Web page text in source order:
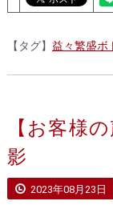
【タグ】 益々繁盛ボ
【お客様
影
2023年08月23日